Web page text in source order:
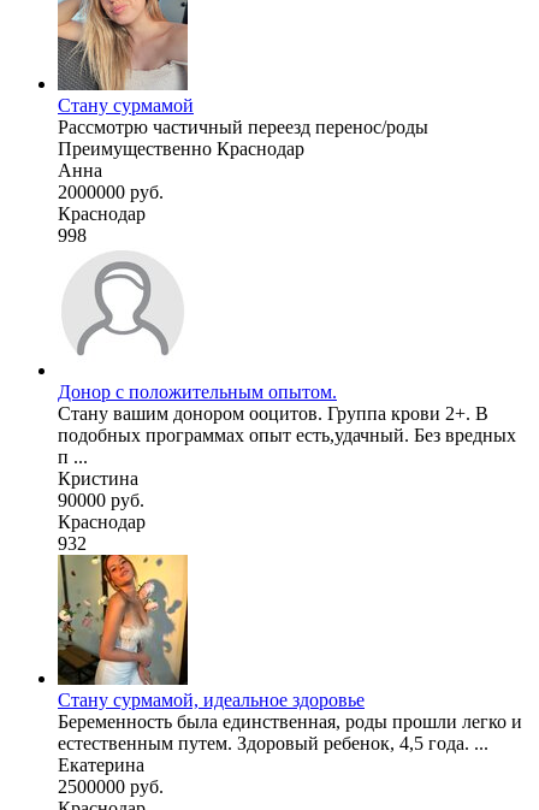
Стану сурмамой
Рассмотрю частичный переезд перенос/роды
Преимущественно Краснодар
Анна
2000000 руб.
Краснодар
998
Донор с положительным опытом.
Стану вашим донором ооцитов. Группа крови 2+. В
подобных программах опыт есть,удачный. Без вредных
п ...
Кристина
90000 руб.
Краснодар
932
Стану сурмамой, идеальное здоровье
Беременность была единственная, роды прошли легко и
естественным путем. Здоровый ребенок, 4,5 года. ...
Екатерина
2500000 руб.